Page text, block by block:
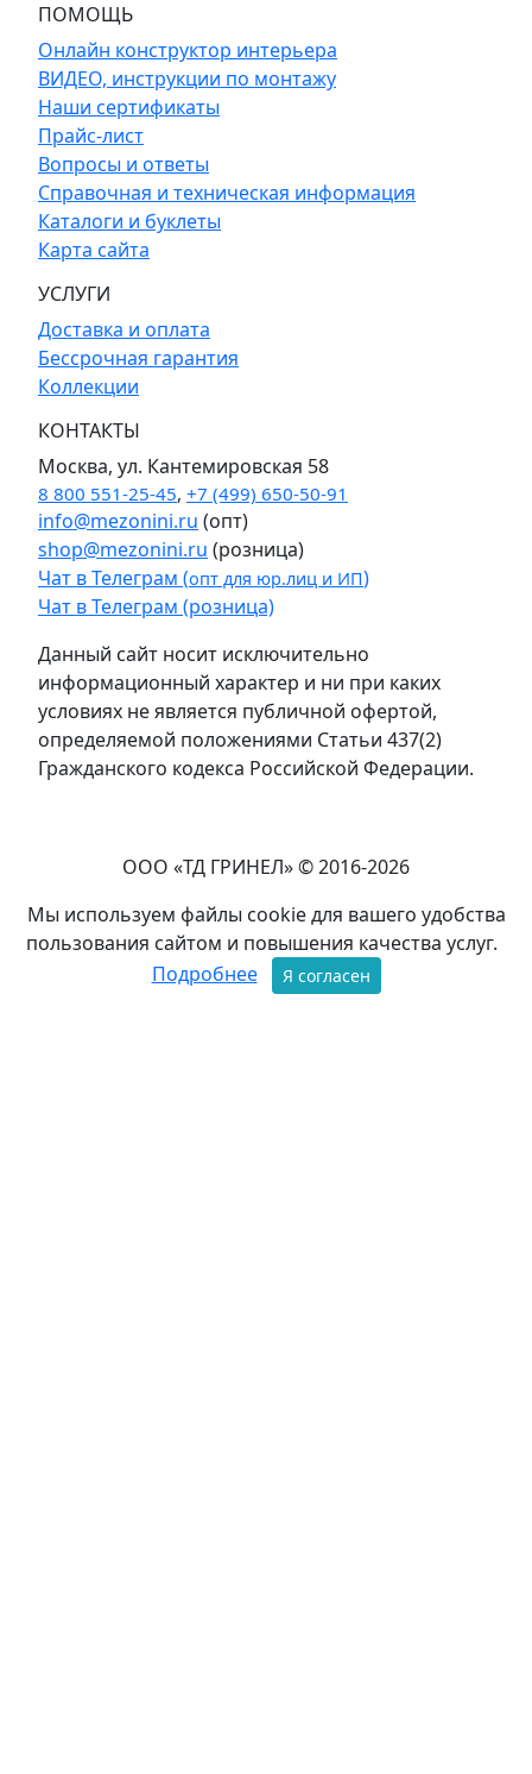
ПОМОЩЬ
Онлайн конструктор интерьера
ВИДЕО, инструкции по монтажу
Наши сертификаты
Прайс-лист
Вопросы и ответы
Справочная и техническая информация
Каталоги и буклеты
Карта сайта
УСЛУГИ
Доставка и оплата
Бессрочная гарантия
Коллекции
КОНТАКТЫ
Москва, ул. Кантемировская 58
8 800 551-25-45, +7 (499) 650-50-91
info@mezonini.ru (опт)
shop@mezonini.ru (розница)
Чат в Телеграм (опт для юр.лиц и ИП)
Чат в Телеграм (розница)
Данный сайт носит исключительно
информационный характер и ни при каких
условиях не является публичной офертой,
определяемой положениями Статьи 437(2)
Гражданского кодекса Российской Федерации.
ООО «ТД ГРИНЕЛ» © 2016-2026
Мы используем файлы cookie для вашего удобства
пользования сайтом и повышения качества услуг.
Подробнее
Я согласен